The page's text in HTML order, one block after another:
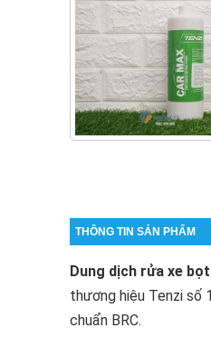
THÔNG TIN SẢN PHẨM
Dung dịch rửa xe
thương hiệu Tenzi số
chuẩn BRC.